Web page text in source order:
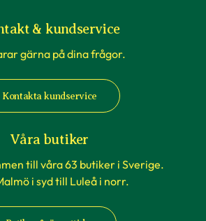
& kundservice
gärna på dina frågor.
Kontakta kundservice
Våra butiker
till våra 63 butiker i Sverige.
i syd till Luleå i norr.